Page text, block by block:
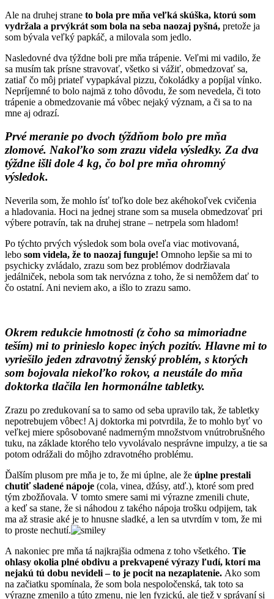
Ale na druhej strane to bola pre mňa veľká skúška, ktorú som
vydržala a prvýkrát som bola na seba naozaj pyšná, pretože ja
som bývala veľký papkáč, a milovala som jedlo.
Nasledovné dva týždne boli pre mňa trápenie. Veľmi mi vadilo, že
sa musím tak prísne stravovať, všetko si vážiť, obmedzovať sa,
zatiaľ čo môj priateľ vypapkával pizzu, čokoládky a popíjal vínko.
Nepríjemné to bolo najmä z toho dôvodu, že som nevedela, či toto
trápenie a obmedzovanie má vôbec nejaký význam, a či sa to na
mne aj odrazí.
Prvé meranie po dvoch týždňom bolo pre mňa
zlomové. Nakoľko som zrazu videla výsledky. Za dva
týždne išli dole 4 kg, čo bol pre mňa ohromný
výsledok.
Neverila som, že mohlo ísť toľko dole bez akéhokoľvek cvičenia
a hladovania. Hoci na jednej strane som sa musela obmedzovať pri
výbere potravín, tak na druhej strane – netrpela som hladom!
Po týchto prvých výsledok som bola oveľa viac motivovaná,
lebo som videla, že to naozaj funguje! Omnoho lepšie sa mi to
psychicky zvládalo, zrazu som bez problémov dodržiavala
jedálniček, nebola som tak nervózna z toho, že si nemôžem dať to
čo ostatní. Ani neviem ako, a išlo to zrazu samo.
Okrem redukcie hmotnosti (z čoho sa mimoriadne
teším) mi to prinieslo kopec iných pozitív. Hlavne mi to
vyriešilo jeden zdravotný ženský problém, s ktorých
som bojovala niekoľko rokov, a neustále do mňa
doktorka tlačila len hormonálne tabletky.
Zrazu po zredukovaní sa to samo od seba upravilo tak, že tabletky
nepotrebujem vôbec! Aj doktorka mi potvrdila, že to mohlo byť vo
veľkej miere spôsobované nadmerným množstvom vnútrobrušného
tuku, na základe ktorého telo vyvolávalo nesprávne impulzy, a tie sa
potom odrážali do môjho zdravotného problému.
Ďalším plusom pre mňa je to, že mi úplne, ale že úplne prestali
chutiť sladené nápoje (cola, vinea, džúsy, atď.), ktoré som pred
tým zbožňovala. V tomto smere sami mi výrazne zmenili chute,
a keď sa stane, že si náhodou z takého nápoja trošku odpijem, tak
ma až strasie aké je to hnusne sladké, a len sa utvrdím v tom, že mi
to proste nechutí.
A nakoniec pre mňa tá najkrajšia odmena z toho všetkého. Tie
ohlasy okolia plné obdivu a prekvapené výrazy ľudí, ktorí ma
nejakú tú dobu nevideli – to je pocit na nezaplatenie. Ako som
na začiatku spomínala, že som bola nespoločenská, tak toto sa
výrazne zmenilo a túto zmenu, nie len fyzickú, ale tiež v správaní si